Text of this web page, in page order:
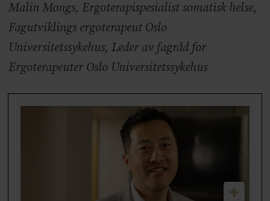
Malin Mongs, Ergoterapispesialist somatisk helse,
Fagutviklings ergoterapeut Oslo
Universitetssykehus, Leder av fagråd for
Ergoterapeuter Oslo Universitetssykehus